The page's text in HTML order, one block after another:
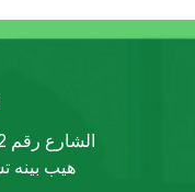
هيب بينه